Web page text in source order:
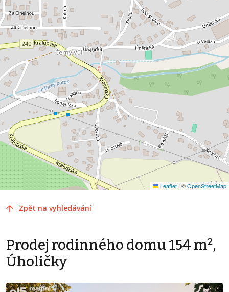
Leaflet | ©OpenStreetMap
Zpět na vyhledávání
Prodej rodinného domu 154 m²,
Úholičky